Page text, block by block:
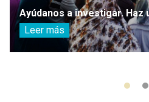
Ayúdanos a investigar. Haz
Leer más